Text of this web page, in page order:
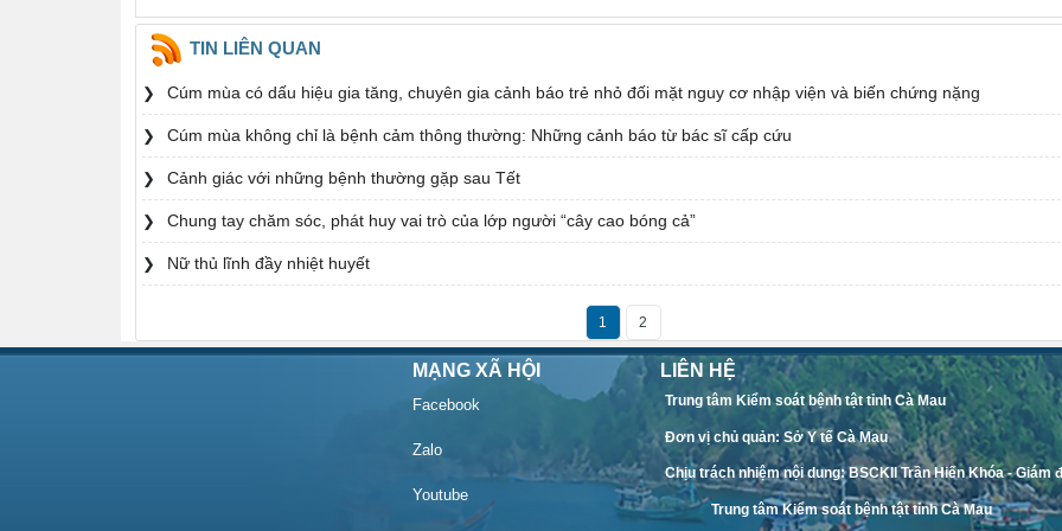
TIN LIÊN QUAN
Cúm mùa có dấu hiệu gia tăng, chuyên gia cảnh báo trẻ nhỏ đối mặt nguy cơ nhập viện và biến chứng nặng
Cúm mùa không chỉ là bệnh cảm thông thường: Những cảnh báo từ bác sĩ cấp cứu
Cảnh giác với những bệnh thường gặp sau Tết
Chung tay chăm sóc, phát huy vai trò của lớp người “cây cao bóng cả”
Nữ thủ lĩnh đầy nhiệt huyết
1 2
MẠNG XÃ HỘI
Facebook
Zalo
Youtube
LIÊN HỆ
Trung tâm Kiểm soát bệnh tật tỉnh Cà Mau
Đơn vị chủ quản: Sở Y tế Cà Mau
Chịu trách nhiệm nội dung: BSCKII Trần Hiến Khóa - Giám
Trung tâm Kiểm soát bệnh tật tỉnh Cà Mau